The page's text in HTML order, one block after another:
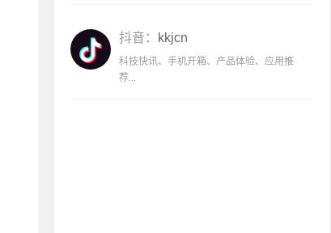
抖音： kkjcn
科技快讯、手机开箱、产品体验、应用推
荐...